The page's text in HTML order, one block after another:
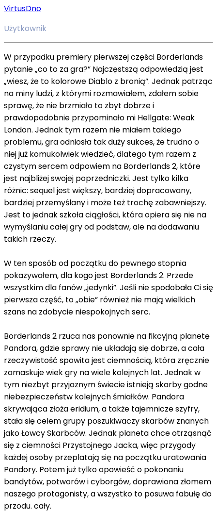
VirtusDno
Użytkownik
W przypadku premiery pierwszej części Borderlands
pytanie „co to za gra?” Najczęstszą odpowiedzią jest
„wiesz, że to kolorowe Diablo z bronią”. Jednak patrząc
na miny ludzi, z którymi rozmawiałem, zdałem sobie
sprawę, że nie brzmiało to zbyt dobrze i
prawdopodobnie przypominało mi Hellgate: Weak
London. Jednak tym razem nie miałem takiego
problemu, gra odniosła tak duży sukces, że trudno o
niej już komukolwiek wiedzieć, dlatego tym razem z
czystym sercem odpowiem na Borderlands 2, które
jest najbliżej swojej poprzedniczki. Jest tylko kilka
różnic: sequel jest większy, bardziej dopracowany,
bardziej przemyślany i może też trochę zabawniejszy.
Jest to jednak szkoła ciągłości, która opiera się nie na
wymyślaniu całej gry od podstaw, ale na dodawaniu
takich rzeczy.
W ten sposób od początku do pewnego stopnia
pokazywałem, dla kogo jest Borderlands 2. Przede
wszystkim dla fanów „jedynki”. Jeśli nie spodobała Ci się
pierwsza część, to „obie” również nie mają wielkich
szans na zdobycie niespokojnych serc.
Borderlands 2 rzuca nas ponownie na fikcyjną planetę
Pandora, gdzie sprawy nie układają się dobrze, a cała
rzeczywistość spowita jest ciemnością, która zręcznie
zamaskuje wiek gry na wiele kolejnych lat. Jednak w
tym niezbyt przyjaznym świecie istnieją skarby godne
niebezpieczeństw kolejnych śmiałków. Pandora
skrywająca złoża eridium, a także tajemnicze szyfry,
stała się celem grupy poszukiwaczy skarbów znanych
jako Łowcy Skarbców. Jednak planeta chce otrząsnąć
się z ciemności Przystojnego Jacka, więc przygody
każdej osoby przeplatają się na początku uratowania
Pandory. Potem już tylko opowieść o pokonaniu
bandytów, potworów i cyborgów, doprawiona złomem
naszego protagonisty, a wszystko to posuwa fabułę do
przodu. cały.